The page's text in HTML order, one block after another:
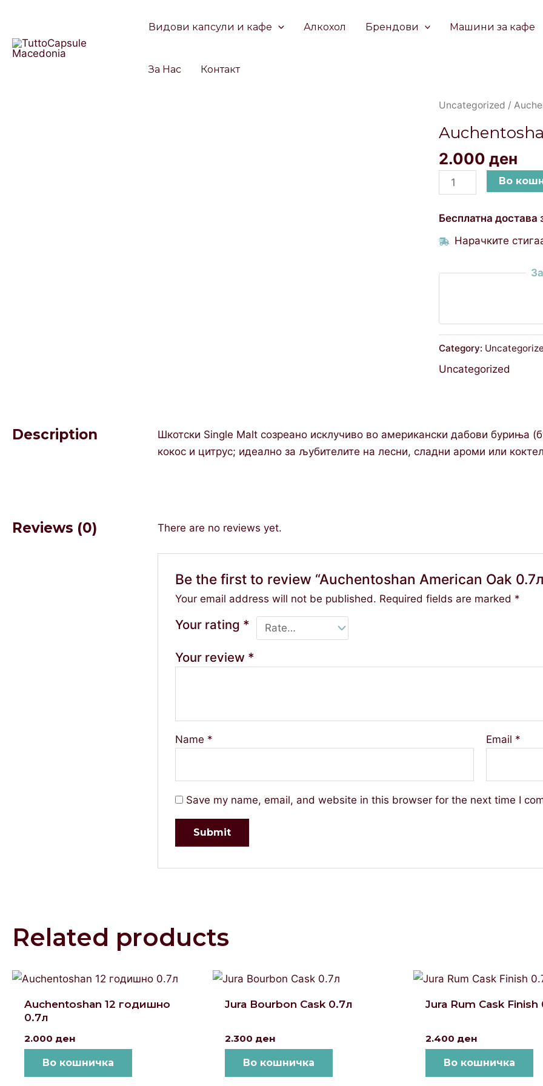
content
Видови капсули и кафе Алкохол Брендови Машини за кафе
За Нас Контакт
Uncategorized /
2.000ден
Auchentoshan
Oak
0.7л
quantity
Во
Бесплатна достава
Нарачките
Category:
Uncategorized
Description
Шкотски Single Malt созреанo исклучиво во американски дабови буриња
кокос и цитрус; идеално за љубителите на лесни, сладни ароми или
Reviews (0) There are no reviews yet.
Be the first to review “Auchentoshan American Oak
Your email address will not be published. Required fields are marked *
Your rating *
Your review *
Name * Email *
Save my name, email, and website in this browser for the next time I
Related products
Auchentoshan 12 годишно
0.7л
2.000 ден
Во кошничка
Jura Bourbon Cask 0.7л
2.300 ден
Во кошничка
Jura Rum Cask Finish
2.400 ден
Во кошничка